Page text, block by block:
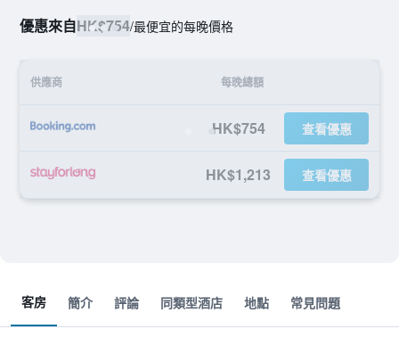
優惠來自HK$754/最便宜的每晚價格
供應商 每晚總額
HK$754 查看優惠
HK$1,213 查看優惠
客房 簡介 評論 同類型酒店 地點 常見問題